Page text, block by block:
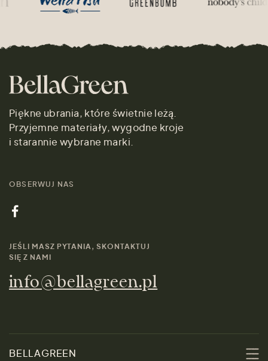
Piękne ubrania, które świetnie leżą.
Przyjemne materiały, wygodne kroje
i starannie wybrane marki.
OBSERWUJ NAS
JEŚLI MASZ PYTANIA, SKONTAKTUJ
SIĘ Z NAMI
info@bellagreen.pl
BELLAGREEN